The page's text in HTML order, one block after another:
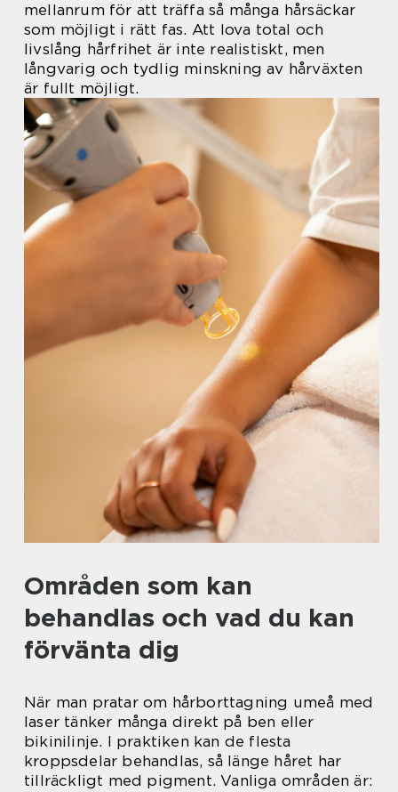
mellanrum för att träffa så många hårsäckar
som möjligt i rätt fas. Att lova total och
livslång hårfrihet är inte realistiskt, men
långvarig och tydlig minskning av hårväxten
är fullt möjligt.
Områden som kan
behandlas och vad du kan
förvänta dig
När man pratar om hårborttagning umeå med
laser tänker många direkt på ben eller
bikinilinje. I praktiken kan de flesta
kroppsdelar behandlas, så länge håret har
tillräckligt med pigment. Vanliga områden är: